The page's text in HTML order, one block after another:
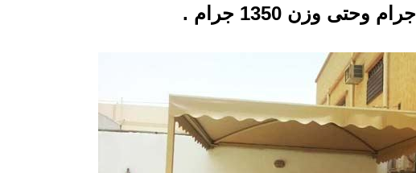
جرام وحتى وزن 1350 جرام .